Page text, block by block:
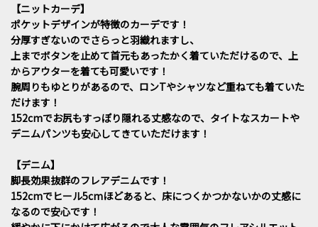
【ニットカーデ】
ポケットデザインが特徴のカーデです！
分厚すぎないのでさらっと羽織れますし、
上までボタンを止めて首元もあったかく着ていただけるので、上
からアウターを着ても可愛いです！
腕周りもゆとりがあるので、ロンTやシャツなど重ねても着ていた
だけます！
152cmでお尻もすっぽり隠れる丈感なので、タイトなスカートや
デニムパンツも安心してきていただけます！
【デニム】
脚長効果抜群のフレアデニムです！
152cmでヒール5cmほどあると、床につくかつかないかの丈感に
なるので安心です！